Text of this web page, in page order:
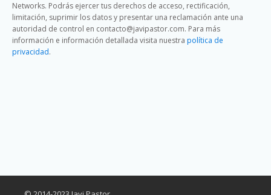
Networks. Podrás ejercer tus derechos de acceso, rectificación,
limitación, suprimir los datos y presentar una reclamación ante una
autoridad de control en contacto@javipastor.com. Para más
información e información detallada visita nuestra política de
privacidad.